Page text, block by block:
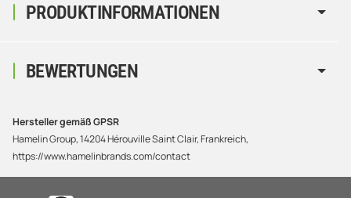
PRODUKTINFORMATIONEN
BEWERTUNGEN
Hersteller gemäß GPSR
Hamelin Group, 14204 Hérouville Saint Clair, Frankreich,
https://www.hamelinbrands.com/contact